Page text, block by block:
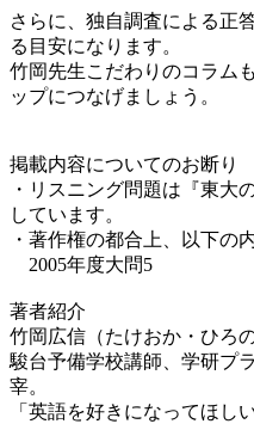
さらに、独自調査による正
る目安になります。
竹岡先生こだわりのコラム
ップにつなげましょう。
掲載内容についてのお断り
・リスニング問題は『東大
しています。
・著作権の都合上、以下の
2005年度大問5
著者紹介
竹岡広信（たけおか・ひろの
駿台予備学校講師、学研プ
宰。
「英語を好きになってほし